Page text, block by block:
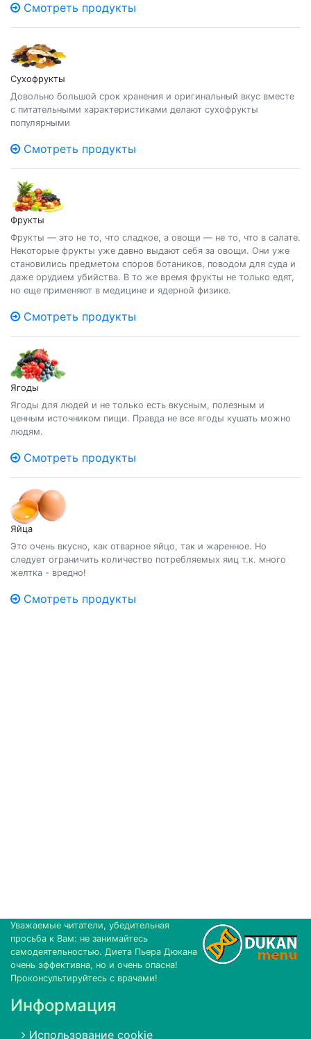
Смотреть продукты
Сухофрукты
Довольно большой срок хранения и оригинальный вкус вместе
с питательными характеристиками делают сухофрукты
популярными
Смотреть продукты
Фрукты
Фрукты — это не то, что сладкое, а овощи — не то, что в салате.
Некоторые фрукты уже давно выдают себя за овощи. Они уже
становились предметом споров ботаников, поводом для суда и
даже орудием убийства. В то же время фрукты не только едят,
но еще применяют в медицине и ядерной физике.
Смотреть продукты
Ягоды
Ягоды для людей и не только есть вкусным, полезным и
ценным источником пищи. Правда не все ягоды кушать можно
людям.
Смотреть продукты
Яйца
Это очень вкусно, как отварное яйцо, так и жаренное. Но
следует ограничить количество потребляемых яиц т.к. много
желтка - вредно!
Смотреть продукты
Уважаемые читатели, убедительная
просьба к Вам: не занимайтесь
самодеятельностью. Диета Пьера Дюкана
очень эффективна, но и очень опасна!
Проконсультируйтесь с врачами!
Информация
Использование cookie